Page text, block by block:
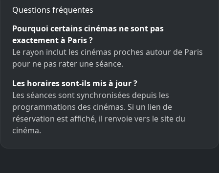
Questions fréquentes
Pourquoi certains cinémas ne sont pas
exactement à Paris ?
Le rayon inclut les cinémas proches autour de Paris
pour ne pas rater une séance.
Les horaires sont-ils mis à jour ?
Les séances sont synchronisées depuis les
programmations des cinémas. Si un lien de
réservation est affiché, il renvoie vers le site du
cinéma.